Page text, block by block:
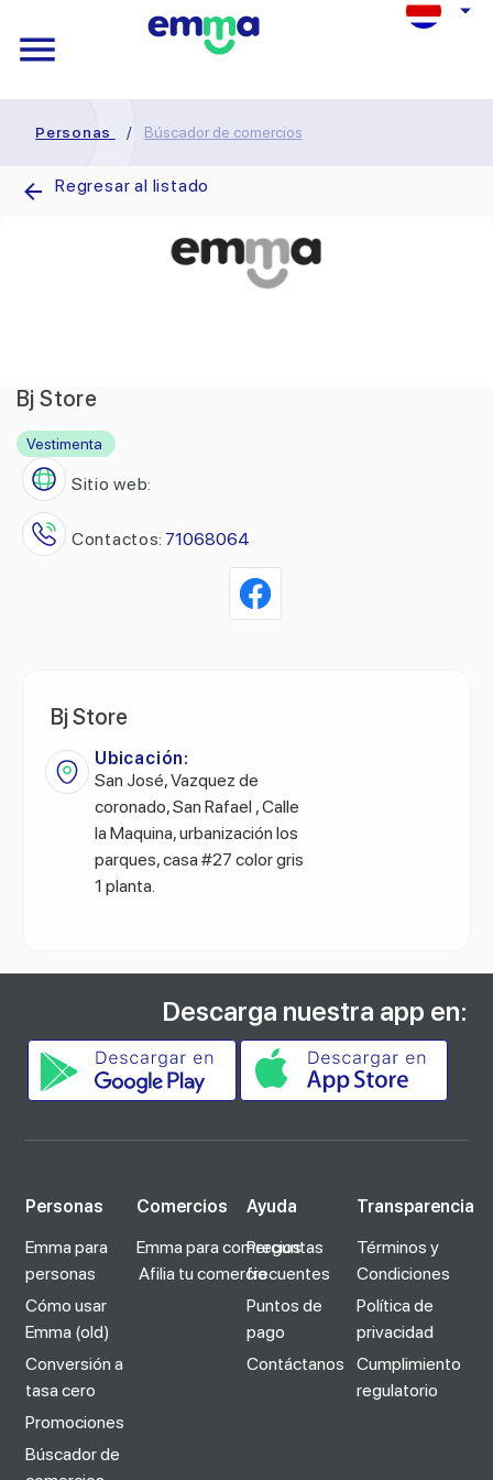
Personas / Búscador de comercios
Regresar al listado
Bj Store
Vestimenta
Sitio web:
Contactos: 71068064
Bj Store
Ubicación:
San José, Vazquez de
coronado, San Rafael , Calle
la Maquina, urbanización los
parques, casa #27 color gris
1 planta.
Descarga nuestra app en:
Personas
Emma para
personas
Cómo usar
Emma (old)
Conversión a
tasa cero
Promociones
Búscador de
Comercios
Emma para comercios
Afilia tu comercio
Ayuda
Preguntas
frecuentes
Puntos de
pago
Contáctanos
Transparencia
Términos y
Condiciones
Política de
privacidad
Cumplimiento
regulatorio